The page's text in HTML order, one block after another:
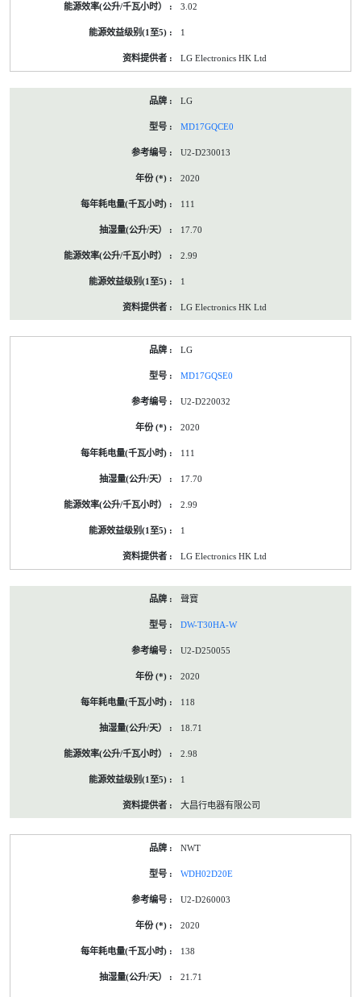
3.02
1
LG Electronics HK Ltd
LG
MD17GQCE0
U2-D230013
2020
111
17.70
2.99
1
LG Electronics HK Ltd
LG
MD17GQSE0
U2-D220032
2020
111
17.70
2.99
1
LG Electronics HK Ltd
聲寶
DW-T30HA-W
U2-D250055
2020
118
18.71
2.98
1
大昌行电器有限公司
NWT
WDH02D20E
U2-D260003
2020
138
21.71